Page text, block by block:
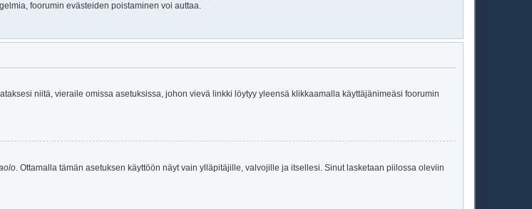
foorumin evästeiden poistaminen voi auttaa.
niitä, vieraile omissa asetuksissa, johon vievä linkki löytyy yleensä klikkaamalla käyttäjänimeäsi foorumin
. Ottamalla tämän asetuksen käyttöön näyt vain ylläpitäjille, valvojille ja itsellesi. Sinut lasketaan piilossa oleviin